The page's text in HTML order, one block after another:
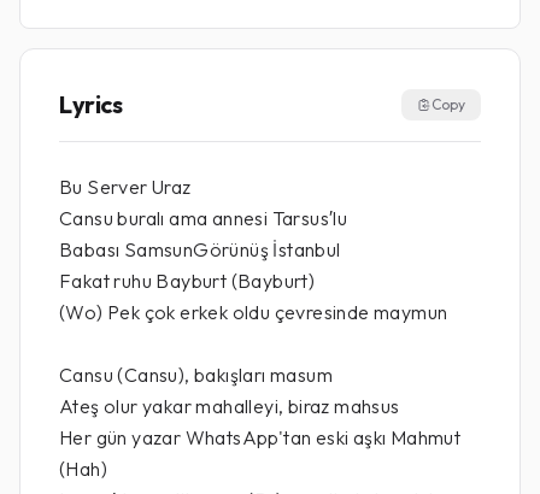
Lyrics Copy
Bu Server Uraz
Cansu buralı ama annesi Tarsus′lu
Babası SamsunGörünüş İstanbul
Fakat ruhu Bayburt (Bayburt)
(Wo) Pek çok erkek oldu çevresinde maymun
Cansu (Cansu), bakışları masum
Ateş olur yakar mahalleyi, biraz mahsus
Her gün yazar WhatsApp'tan eski aşkı Mahmut
(Hah)